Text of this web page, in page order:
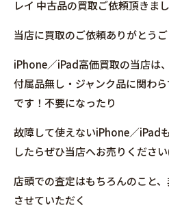
レイ 中古品の買取ご依頼頂きま
当店に買取のご依頼ありがとうご
iPhone／iPad高価買取の当店は
付属品無し・ジャンク品に関わ
です！不要になったり
故障して使えないiPhone／iPad
したらぜひ当店へお売りくださ
店頭での査定はもちろんのこと
させていただく